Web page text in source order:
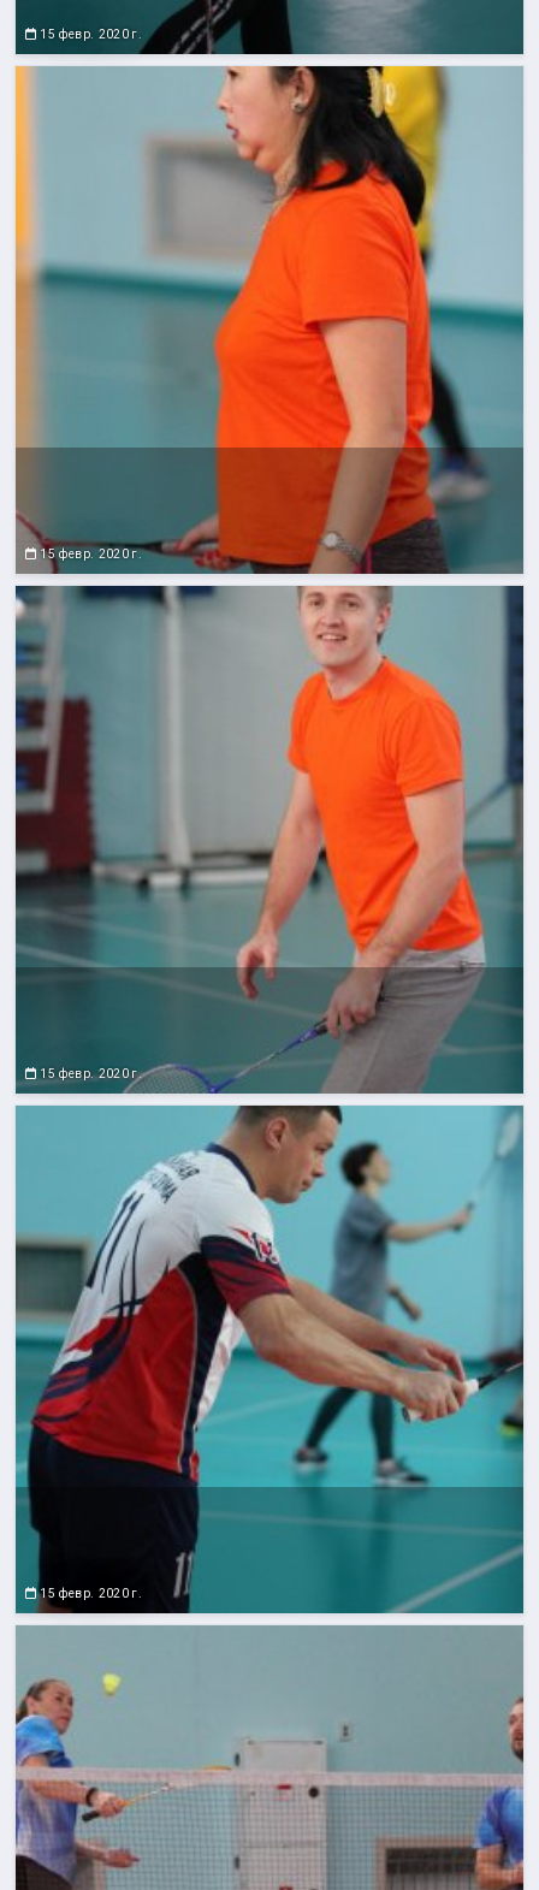
15 февр. 2020 г.
15 февр. 2020 г.
15 февр. 2020 г.
15 февр. 2020 г.